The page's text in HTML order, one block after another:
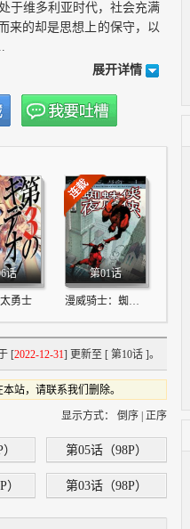
于维多利亚时代，社会充满
来的却是思想上的保守，以
展开详情
话
勇士
第01话
漫威骑士：蜘蛛侠与夜魔侠
[2022-12-31] 更新至 [ 第10话 ]。
站，请联系我们删除。
显示方式： 倒序 正序
第05话（98P）
第03话（98P）